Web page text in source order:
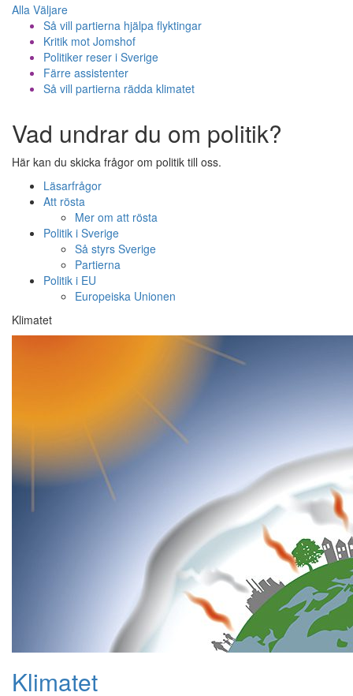
Alla Väljare
Så vill partierna hjälpa flyktingar
Kritik mot Jomshof
Politiker reser i Sverige
Färre assistenter
Så vill partierna rädda klimatet
Vad undrar du om politik?
Här kan du skicka frågor om politik till oss.
Läsarfrågor
Att rösta
Mer om att rösta
Politik i Sverige
Så styrs Sverige
Partierna
Politik i EU
Europeiska Unionen
Klimatet
Klimatet